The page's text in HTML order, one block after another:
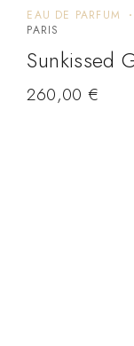
EAU DE PARFUM
PARIS
Sunkissed
260,00€